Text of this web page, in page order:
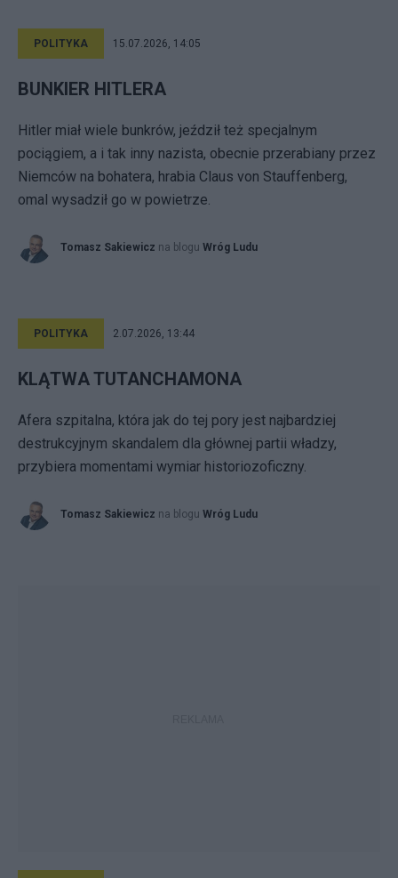
POLITYKA 15.07.2026, 14:05
BUNKIER HITLERA
Hitler miał wiele bunkrów, jeździł też specjalnym
pociągiem, a i tak inny nazista, obecnie przerabiany przez
Niemców na bohatera, hrabia Claus von Stauffenberg,
omal wysadził go w powietrze.
Tomasz Sakiewicz na blogu Wróg Ludu
POLITYKA 2.07.2026, 13:44
KLĄTWA TUTANCHAMONA
Afera szpitalna, która jak do tej pory jest najbardziej
destrukcyjnym skandalem dla głównej partii władzy,
przybiera momentami wymiar historiozoficzny.
Tomasz Sakiewicz na blogu Wróg Ludu